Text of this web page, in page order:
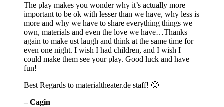
The play makes you wonder why it’s actually more
important to be ok with lesser than we have, why less is
more and why we have to share everything things we
own, materials and even the love we have…Thanks
again to make ust laugh and think at the same time for
even one night. I wish I had children, and I wish I
could make them see your play. Good luck and have
fun!
Best Regards to materialtheater.de staff! 🙂
– Cagin